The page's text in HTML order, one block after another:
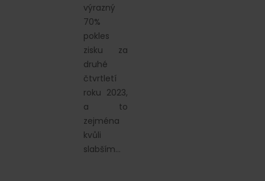
výrazný
70%
pokles
zisku za
druhé
čtvrtletí
roku 2023,
a to
zejména
kvůli
slabším…